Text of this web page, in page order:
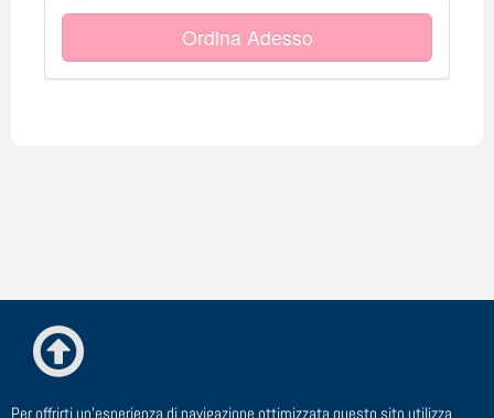
Ordina Adesso
Per offrirti un'esperienza di navigazione ottimizzata questo sito utilizza